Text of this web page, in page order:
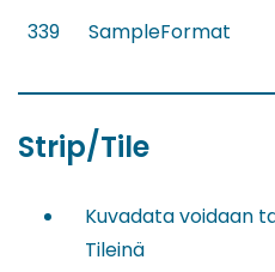
339 SampleFormat
Strip/Tile
Kuvadata voidaan
Tileinä